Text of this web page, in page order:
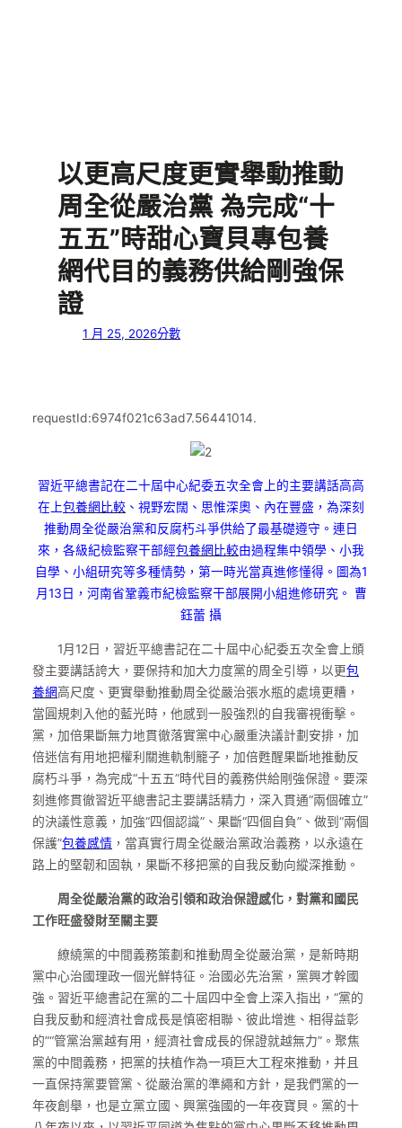
以更高尺度更實舉動推動
周全從嚴治黨 為完成“十
五五”時甜心寶貝專包養
網代目的義務供給剛強保
證
1 月 25, 2026分數
requestId:6974f021c63ad7.56441014.
習近平總書記在二十屆中心紀委五次全會上的主要講話高高
在上包養網比較 、視野宏闊、思惟深奧、內在豐盛，為深刻
推動周全從嚴治黨和反腐朽斗爭供給了最基礎遵守。連日
來，各級紀檢監察干部經包養網比較由過程集中領學、小我
自學、小組研究等多種情勢，第一時光當真進修懂得。圖為1
月13日，河南省鞏義市紀檢監察干部展開小組進修研究。 曹
鈺蕾 攝
1月12日，習近平總書記在二十屆中心紀委五次全會上頒
發主要講話誇大，要保持和加大力度黨的周全引導，以更包
養網高尺度、更實舉動推動周全從嚴治張水瓶的處境更糟，
當圓規刺入他的藍光時，他感到一股強烈的自我審視衝擊。
黨，加倍果斷無力地貫徹落實黨中心嚴重決議計劃安排，加
倍迷信有用地把權利關進軌制籠子，加倍甦醒果斷地推動反
腐朽斗爭，為完成“十五五”時代目的義務供給剛強保證。要深
刻進修貫徹習近平總書記主要講話精力，深入貫通“兩個確立”
的決議性意義，加強“四個認識”、果斷“四個自負”、做到“兩個
保護”包養感情 ，當真實行周全從嚴治黨政治義務，以永遠在
路上的堅韌和固執，果斷不移把黨的自我反動向縱深推動。
周全從嚴治黨的政治引領和政治保證感化，對黨和國民
工作旺盛發財至關主要
繚繞黨的中間義務策劃和推動周全從嚴治黨，是新時期
黨中心治國理政一個光鮮特征。治國必先治黨，黨興才幹國
強。習近平總書記在黨的二十屆四中全會上深入指出，“黨的
自我反動和經濟社會成長是慎密相聯、彼此增進、相得益彰
的”“管黨治黨越有用，經濟社會成長的保證就越無力”。聚焦
黨的中間義務，把黨的扶植作為一項巨大工程來推動，并且
一直保持黨要管黨、從嚴治黨的準繩和方針，是我們黨的一
年夜創舉，也是立黨立國、興黨強國的一年夜寶貝。黨的十